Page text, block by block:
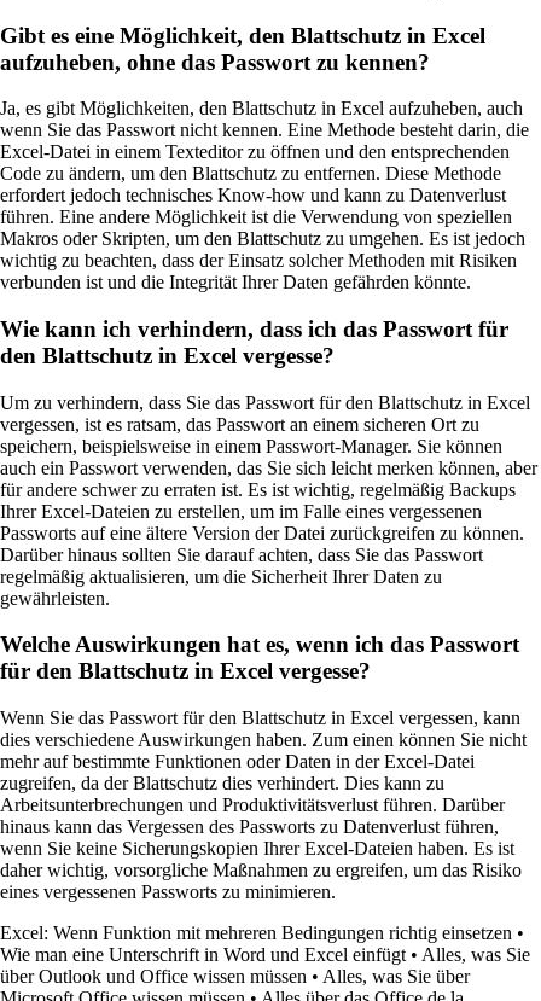
Gibt es eine Möglichkeit, den Blattschutz in Excel
aufzuheben, ohne das Passwort zu kennen?
Ja, es gibt Möglichkeiten, den Blattschutz in Excel aufzuheben, auch
wenn Sie das Passwort nicht kennen. Eine Methode besteht darin, die
Excel-Datei in einem Texteditor zu öffnen und den entsprechenden
Code zu ändern, um den Blattschutz zu entfernen. Diese Methode
erfordert jedoch technisches Know-how und kann zu Datenverlust
führen. Eine andere Möglichkeit ist die Verwendung von speziellen
Makros oder Skripten, um den Blattschutz zu umgehen. Es ist jedoch
wichtig zu beachten, dass der Einsatz solcher Methoden mit Risiken
verbunden ist und die Integrität Ihrer Daten gefährden könnte.
Wie kann ich verhindern, dass ich das Passwort für
den Blattschutz in Excel vergesse?
Um zu verhindern, dass Sie das Passwort für den Blattschutz in Excel
vergessen, ist es ratsam, das Passwort an einem sicheren Ort zu
speichern, beispielsweise in einem Passwort-Manager. Sie können
auch ein Passwort verwenden, das Sie sich leicht merken können, aber
für andere schwer zu erraten ist. Es ist wichtig, regelmäßig Backups
Ihrer Excel-Dateien zu erstellen, um im Falle eines vergessenen
Passworts auf eine ältere Version der Datei zurückgreifen zu können.
Darüber hinaus sollten Sie darauf achten, dass Sie das Passwort
regelmäßig aktualisieren, um die Sicherheit Ihrer Daten zu
gewährleisten.
Welche Auswirkungen hat es, wenn ich das Passwort
für den Blattschutz in Excel vergesse?
Wenn Sie das Passwort für den Blattschutz in Excel vergessen, kann
dies verschiedene Auswirkungen haben. Zum einen können Sie nicht
mehr auf bestimmte Funktionen oder Daten in der Excel-Datei
zugreifen, da der Blattschutz dies verhindert. Dies kann zu
Arbeitsunterbrechungen und Produktivitätsverlust führen. Darüber
hinaus kann das Vergessen des Passworts zu Datenverlust führen,
wenn Sie keine Sicherungskopien Ihrer Excel-Dateien haben. Es ist
daher wichtig, vorsorgliche Maßnahmen zu ergreifen, um das Risiko
eines vergessenen Passworts zu minimieren.
Excel: Wenn Funktion mit mehreren Bedingungen richtig einsetzen •
Wie man eine Unterschrift in Word und Excel einfügt • Alles, was Sie
über Outlook und Office wissen müssen • Alles, was Sie über